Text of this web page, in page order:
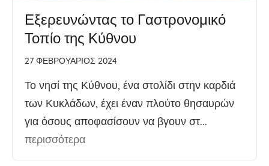
Εξερευνώντας το Γαστρονομικό
Τοπίο της Κύθνου
27 ΦΕΒΡΟΥΆΡΙΟΣ 2024
Το νησί της Κύθνου, ένα στολίδι στην καρδιά
των Κυκλάδων, έχει έναν πλούτο θησαυρών
για όσους αποφασίσουν να βγουν στ...
περισσότερα